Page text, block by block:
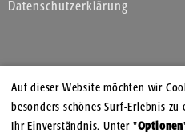
Datenschutzerklärung
Auf dieser Website möchten wir
besonders schönes Surf-Erlebnis
Ihr Einverständnis. Unter "Optionen